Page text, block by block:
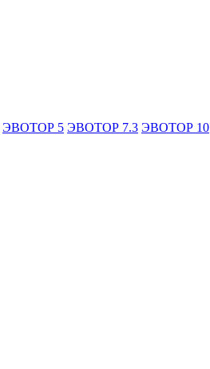
ЭВОТОР 5 ЭВОТОР 7.3 ЭВОТОР 10